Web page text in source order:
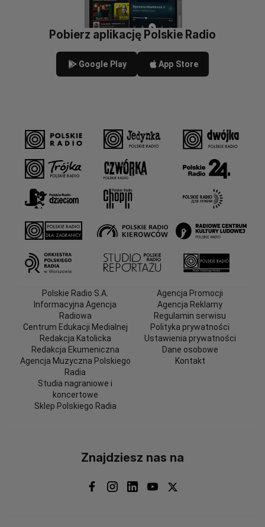
Pobierz aplikację Polskie Radio
Google Play App Store
Polskie Radio S.A.
Informacyjna Agencja
Radiowa
Centrum Edukacji Medialnej
Redakcja Katolicka
Redakcja Ekumeniczna
Agencja Muzyczna Polskiego
Radia
Studia nagraniowe i
koncertowe
Sklep Polskiego Radia
Agencja Promocji
Agencja Reklamy
Regulamin serwisu
Polityka prywatności
Ustawienia prywatności
Dane osobowe
Kontakt
Znajdziesz nas na